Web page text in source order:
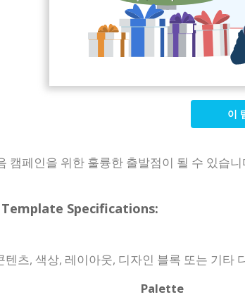
이
캠페인을 위한 훌륭한 출발점이 될 수 있습
Template Specifications:
츠, 색상, 레이아웃, 디자인 블록 또는 기타
Palette